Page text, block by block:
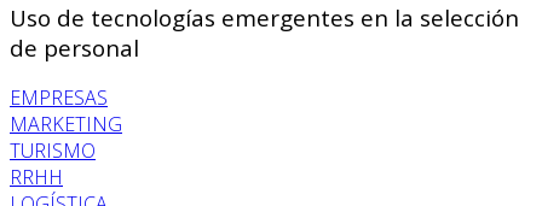
Uso de tecnologías emergentes en la selección
de personal
EMPRESAS
MARKETING
TURISMO
RRHH